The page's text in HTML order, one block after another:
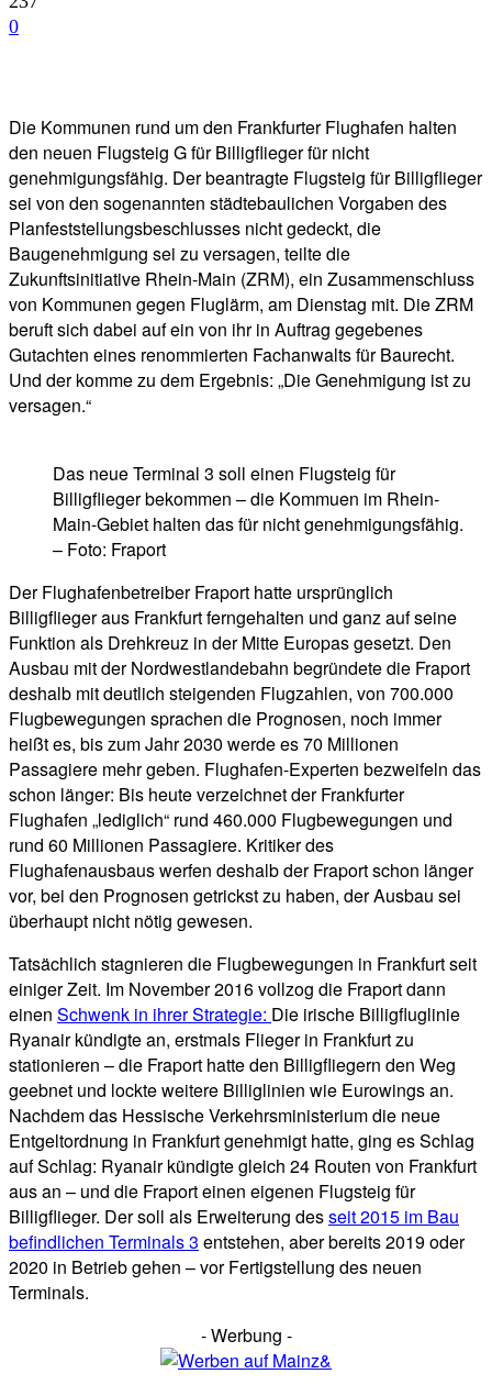
0
Die Kommunen rund um den Frankfurter Flughafen halten
den neuen Flugsteig G für Billigflieger für nicht
genehmigungsfähig. Der beantragte Flugsteig für Billigflieger
sei von den sogenannten städtebaulichen Vorgaben des
Planfeststellungsbeschlusses nicht gedeckt, die
Baugenehmigung sei zu versagen, teilte die
Zukunftsinitiative Rhein-Main (ZRM), ein Zusammenschluss
von Kommunen gegen Fluglärm, am Dienstag mit. Die ZRM
beruft sich dabei auf ein von ihr in Auftrag gegebenes
Gutachten eines renommierten Fachanwalts für Baurecht.
Und der komme zu dem Ergebnis: „Die Genehmigung ist zu
versagen.“
Das neue Terminal 3 soll einen Flugsteig für
Billigflieger bekommen – die Kommuen im Rhein-
Main-Gebiet halten das für nicht genehmigungsfähig.
– Foto: Fraport
Der Flughafenbetreiber Fraport hatte ursprünglich
Billigflieger aus Frankfurt ferngehalten und ganz auf seine
Funktion als Drehkreuz in der Mitte Europas gesetzt. Den
Ausbau mit der Nordwestlandebahn begründete die Fraport
deshalb mit deutlich steigenden Flugzahlen, von 700.000
Flugbewegungen sprachen die Prognosen, noch immer
heißt es, bis zum Jahr 2030 werde es 70 Millionen
Passagiere mehr geben. Flughafen-Experten bezweifeln das
schon länger: Bis heute verzeichnet der Frankfurter
Flughafen „lediglich“ rund 460.000 Flugbewegungen und
rund 60 Millionen Passagiere. Kritiker des
Flughafenausbaus werfen deshalb der Fraport schon länger
vor, bei den Prognosen getrickst zu haben, der Ausbau sei
überhaupt nicht nötig gewesen.
Tatsächlich stagnieren die Flugbewegungen in Frankfurt seit
einiger Zeit. Im November 2016 vollzog die Fraport dann
einen Schwenk in ihrer Strategie: Die irische Billigfluglinie
Ryanair kündigte an, erstmals Flieger in Frankfurt zu
stationieren – die Fraport hatte den Billigfliegern den Weg
geebnet und lockte weitere Billiglinien wie Eurowings an.
Nachdem das Hessische Verkehrsministerium die neue
Entgeltordnung in Frankfurt genehmigt hatte, ging es Schlag
auf Schlag: Ryanair kündigte gleich 24 Routen von Frankfurt
aus an – und die Fraport einen eigenen Flugsteig für
Billigflieger. Der soll als Erweiterung desseit 2015 im Bau
befindlichen Terminals 3 entstehen, aber bereits 2019 oder
2020 in Betrieb gehen – vor Fertigstellung des neuen
Terminals.
- Werbung -